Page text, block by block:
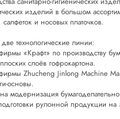
изделий в большом
и носовых платочков.
технологические линии:
«Крафт» по производству
слоёв гофрокартона.
Zhucheng Jinlong Machine
основы.
модернизация
рулонной продукции на